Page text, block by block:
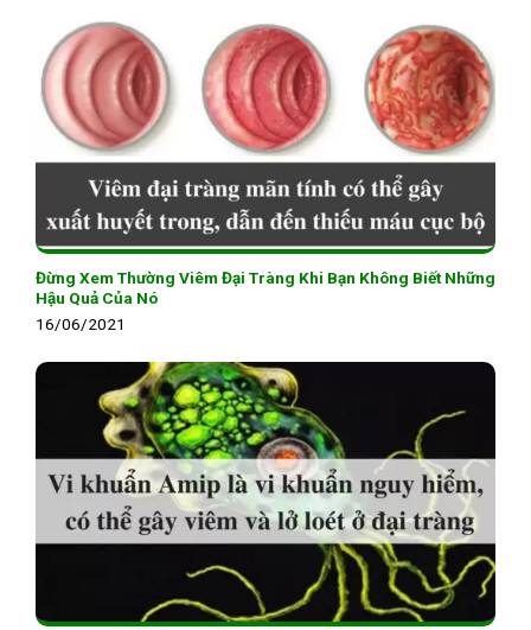
Đừng Xem Thường Viêm Đại Tràng Khi Bạn Không Biết Những
Hậu Quả Của Nó
16/06/2021